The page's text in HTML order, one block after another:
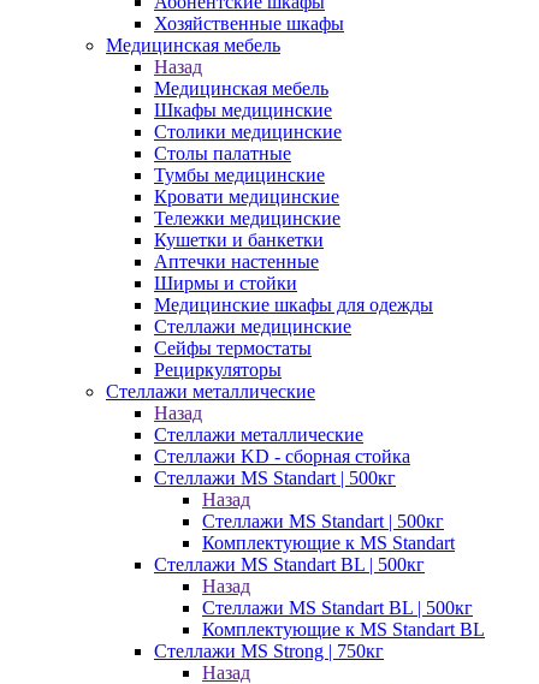
Хозяйственные шкафы
Медицинская мебель
Назад
Медицинская мебель
Шкафы медицинские
Столики медицинские
Столы палатные
Тумбы медицинские
Кровати медицинские
Тележки медицинские
Кушетки и банкетки
Аптечки настенные
Ширмы и стойки
Медицинские шкафы для одежды
Стеллажи медицинские
Сейфы термостаты
Рециркуляторы
Стеллажи металлические
Назад
Стеллажи металлические
Стеллажи KD - сборная стойка
Стеллажи MS Standart | 500кг
Назад
Стеллажи MS Standart | 500кг
Комплектующие к MS Standart
Стеллажи MS Standart BL | 500кг
Назад
Стеллажи MS Standart BL | 500кг
Комплектующие к MS Standart BL
Стеллажи MS Strong | 750кг
Назад